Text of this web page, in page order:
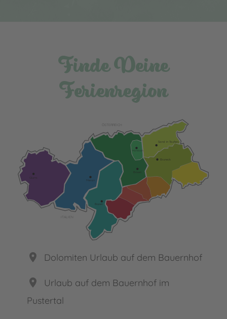
Finde Deine
Ferienregion
ÖSTERREICH
Bruneck
Sand in Taufers
Brixen
Mühlbach
Bozen
Meran
place Dolomiten Urlaub auf dem Bauernhof
place
Urlaub auf dem Bauernhof im
Pustertal